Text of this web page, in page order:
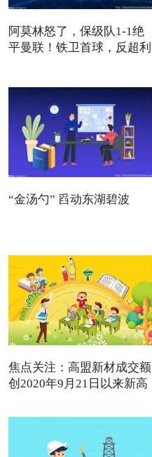
阿莫林怒了，保级队1-1绝
平曼联！铁卫首球，反超利
“金汤勺” 舀动东湖碧波
焦点关注：高盟新材成交额
创2020年9月21日以来新高